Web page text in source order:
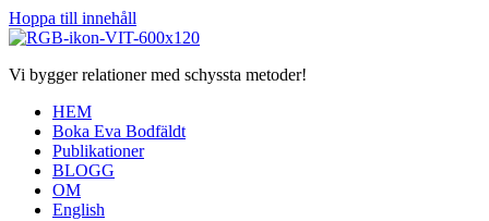
Hoppa till innehåll
Vi bygger relationer med schyssta metoder!
HEM
Boka Eva Bodfäldt
Publikationer
BLOGG
OM
English